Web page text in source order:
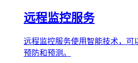
远程监控服务
远程监控服务使用智能技术，可
预防和预测。